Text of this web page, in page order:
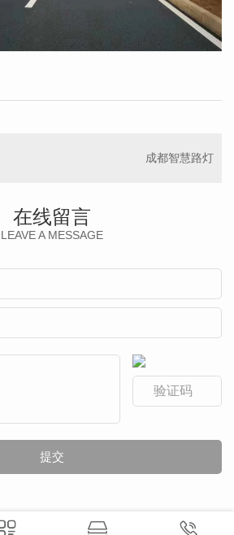
成都智慧路灯
在线留言
LEAVE A MESSAGE